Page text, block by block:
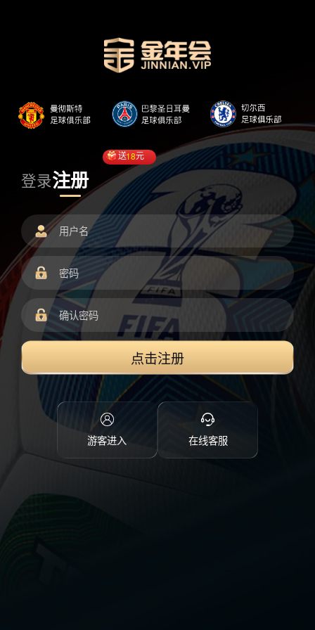
登录注册
送18元
点击注册
游客进入 在线客服